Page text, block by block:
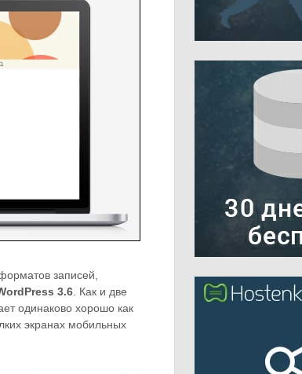
записей,
3.6. Как и две
одинаково хорошо как
экранах мобильных